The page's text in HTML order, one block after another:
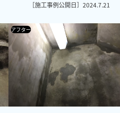
［施工事例公開日］ 2024.7.21
アフター